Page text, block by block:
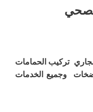
تركيب الحمامات
وجميع الخدمات